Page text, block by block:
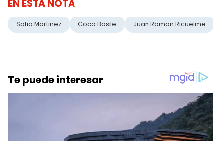
EN ESTA NOTA
Sofia Martinez Coco Basile Juan Roman Riquelme